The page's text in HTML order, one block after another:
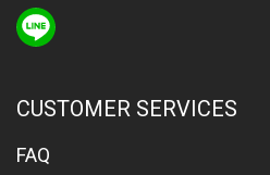
CUSTOMER SERVICES
FAQ